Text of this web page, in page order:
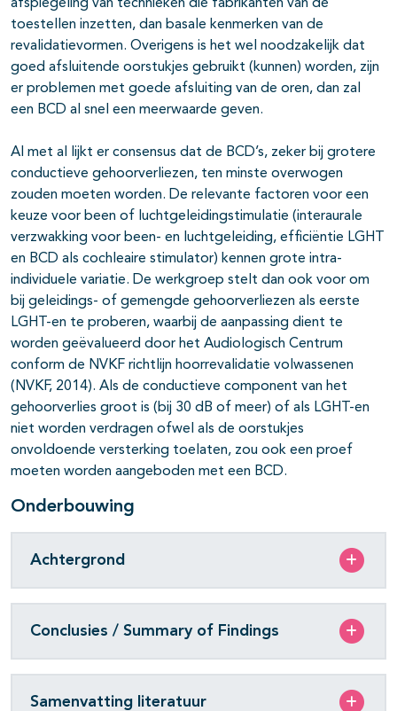
afspiegeling van technieken die fabrikanten van de
toestellen inzetten, dan basale kenmerken van de
revalidatievormen. Overigens is het wel noodzakelijk dat
goed afsluitende oorstukjes gebruikt (kunnen) worden, zijn
er problemen met goede afsluiting van de oren, dan zal
een BCD al snel een meerwaarde geven.
Al met al lijkt er consensus dat de BCD’s, zeker bij grotere
conductieve gehoorverliezen, ten minste overwogen
zouden moeten worden. De relevante factoren voor een
keuze voor been of luchtgeleidingstimulatie (interaurale
verzwakking voor been- en luchtgeleiding, efficiëntie LGHT
en BCD als cochleaire stimulator) kennen grote intra-
individuele variatie. De werkgroep stelt dan ook voor om
bij geleidings- of gemengde gehoorverliezen als eerste
LGHT-en te proberen, waarbij de aanpassing dient te
worden geëvalueerd door het Audiologisch Centrum
conform de NVKF richtlijn hoorrevalidatie volwassenen
(NVKF, 2014). Als de conductieve component van het
gehoorverlies groot is (bij 30 dB of meer) of als LGHT-en
niet worden verdragen ofwel als de oorstukjes
onvoldoende versterking toelaten, zou ook een proef
moeten worden aangeboden met een BCD.
Onderbouwing
Achtergrond
Conclusies / Summary of Findings
Samenvatting literatuur